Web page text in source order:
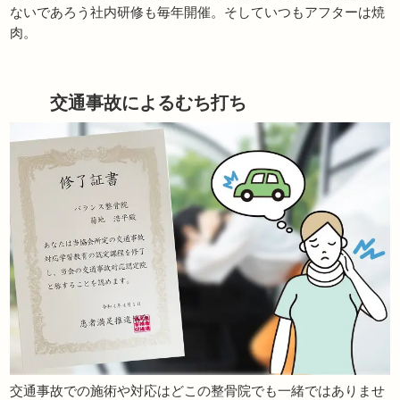
ないであろう社内研修も毎年開催。そしていつもアフターは焼
肉。
交通事故によるむち打ち
交通事故での施術や対応はどこの整骨院でも一緒ではありませ